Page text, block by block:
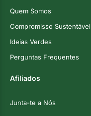
Quem Somos
Compromisso Sustentável
Ideias Verdes
Perguntas Frequentes
Afiliados
Junta-te a Nós